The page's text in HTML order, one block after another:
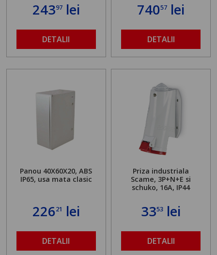
24397lei
DETALII
74057 lei
DETALII
Panou 40X60X20, ABS
IP65, usa mata clasic
22621 lei
DETALII
Priza industriala
Scame, 3P+N+E si
schuko, 16A, IP44
3353 lei
DETALII